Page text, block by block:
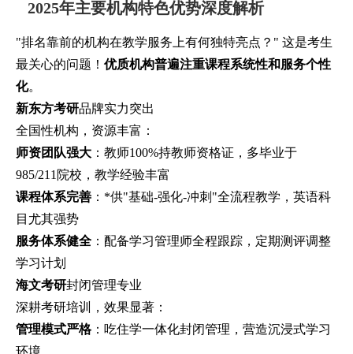
2025年主要机构特色优势深度解析
"排名靠前的机构在教学服务上有何独特亮点？" 这是考生
最关心的问题！ 优质机构普遍注重课程系统性和服务个性
化。
新东方考研品牌实力突出
全国性机构，资源丰富：
师资团队强大 ：教师100%持教师资格证，多毕业于
985/211院校，教学经验丰富
课程体系完善 ：*供"基础-强化-冲刺"全流程教学，英语科
目尤其强势
服务体系健全 ：配备学习管理师全程跟踪，定期测评调整
学习计划
海文考研封闭管理专业
深耕考研培训，效果显著：
管理模式严格：吃住学一体化封闭管理，营造沉浸式学习
环境